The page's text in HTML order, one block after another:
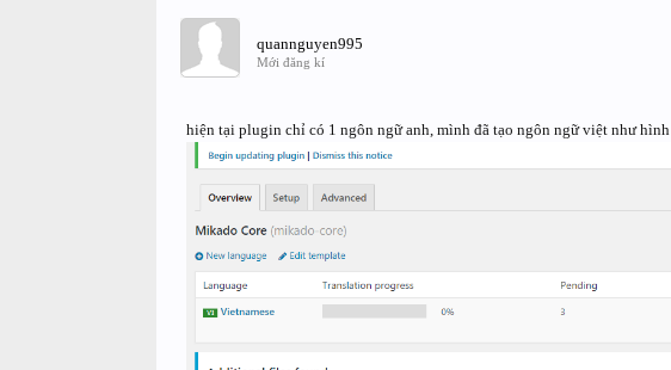
quannguyen995
Mới đăng kí
hiện tại plugin chỉ có 1 ngôn ngữ anh, mình đã tạo ngôn ngữ việt như hình